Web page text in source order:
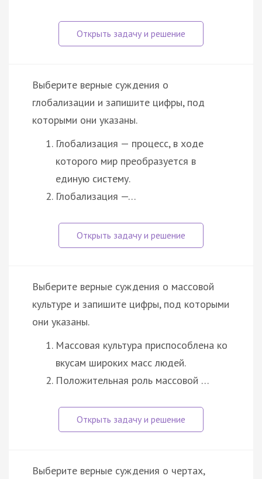
Выберите верные суждения о
глобализации и запишите цифры, под
которыми они указаны.
Глобализация — процесс, в ходе
которого мир преобразуется в
единую систему.
Глобализация —…
Выберите верные суждения о массовой
культуре и запишите цифры, под которыми
они указаны.
Массовая культура приспособлена ко
вкусам широких масс людей.
Положительная роль массовой …
Выберите верные суждения о чертах,